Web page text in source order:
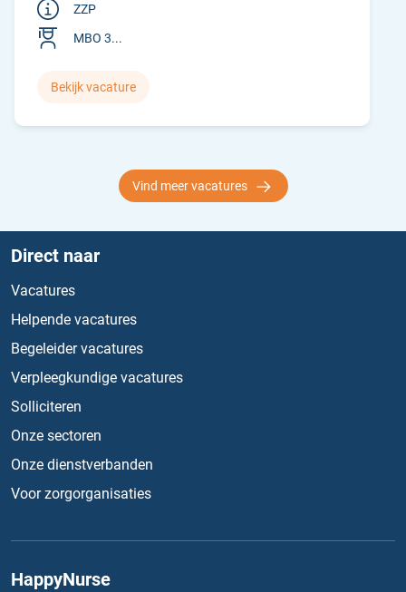
ZZP
MBO 3...
Bekijk vacature
Vind meer vacatures
Direct naar
Vacatures
Helpende vacatures
Begeleider vacatures
Verpleegkundige vacatures
Solliciteren
Onze sectoren
Onze dienstverbanden
Voor zorgorganisaties
HappyNurse